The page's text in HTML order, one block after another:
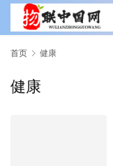
首页 健康
健康